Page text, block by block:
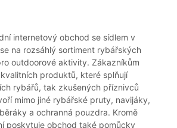
internetový obchod se sídlem v
na rozsáhlý sortiment rybářských
outdoorové aktivity. Zákazníkům
produktů, které splňují
rybářů, tak zkušených příznivců
mimo jiné rybářské pruty, navijáky,
a ochranná pouzdra. Kromě
poskytuje obchod také pomůcky